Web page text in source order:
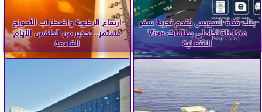
بنك قناة السويس يُقدم تجربة سفر
مُتكاملة لحاملي بطاقات Visa
الائتمانية
ارتفاع الرطوبة واضطراب الأمواج
مستمر.. تحذير من الطقس الأيام
القادمة